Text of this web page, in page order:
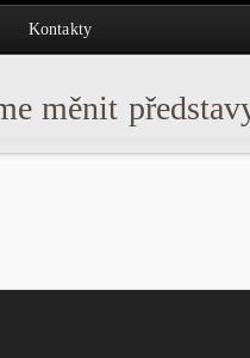
Kontakty
měnit